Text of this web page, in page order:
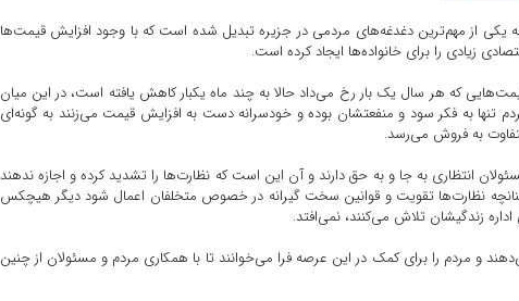
یکی از مهم‌ترین دغدغه‌های مردمی در جزیره تبدیل شده است که با وجود افزایش قیمت‌ها
زیادی را برای خانواده‌ها ایجاد کرده است.
که هر سال یک بار رخ می‌داد حالا به چند ماه یکبار کاهش یافته است، در این میان
تنها به فکر سود و منفعتشان بوده و خودسرانه دست به افزایش قیمت می‌زنند به گونه‌ای
به فروش می‌رسد.
انتظاری به جا و به حق دارند و آن این است که نظارت‌ها را تشدید کرده و اجازه ندهند
چنانچه نظارت‌ها تقویت و قوانین سخت گیرانه در خصوص متخلفان اعمال شود دیگر هیچکس
زندگیشان تلاش می‌کنند، نمی‌افتد.
و مردم را برای کمک در این عرصه فرا می‌خوانند تا با همکاری مردم و مسئولان از چنین